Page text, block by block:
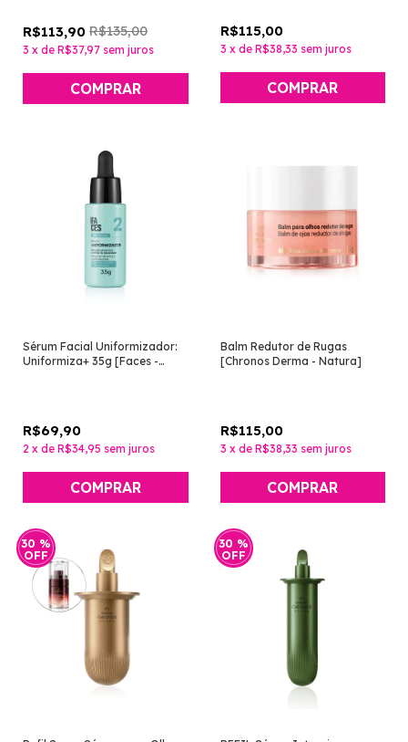
R$113,90 R$135,00
3 x de R$37,97 sem juros
R$115,00
3 x de R$38,33 sem juros
Sérum Facial Uniformizador:
Uniformiza+ 35g [Faces -
R$69,90
2 x de R$34,95 sem juros
Balm Redutor de Rugas
[Chronos Derma - Natura]
R$115,00
3 x de R$38,33 sem juros
30 %
OFF
30 %
OFF